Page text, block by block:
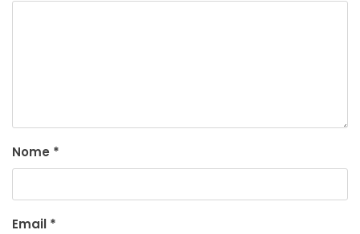
Nome *
Email *